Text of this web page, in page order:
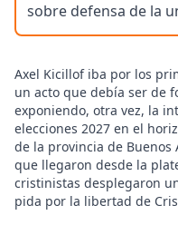
sobre defensa de la
Axel Kicillof iba por los
un acto que debía ser de
exponiendo, otra vez, la
elecciones 2027 en el
de la provincia de
que llegaron desde la
cristinistas desplegaron
pida por la libertad de